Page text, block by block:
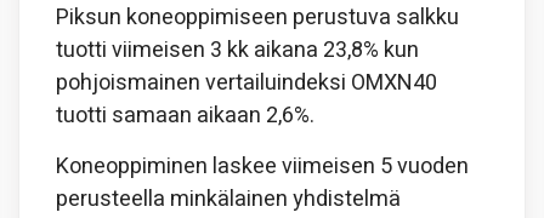
Piksun koneoppimiseen perustuva salkku
tuotti viimeisen 3 kk aikana 23,8% kun
pohjoismainen vertailuindeksi OMXN40
tuotti samaan aikaan 2,6%.
Koneoppiminen laskee viimeisen 5 vuoden
perusteella minkälainen yhdistelmä